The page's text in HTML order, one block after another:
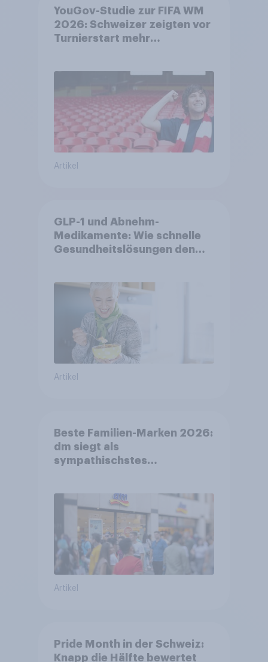
YouGov-Studie zur FIFA WM
2026: Schweizer zeigten vor
Turnierstart mehr
Artikel
GLP-1 und Abnehm-
Medikamente: Wie schnelle
Gesundheitslösungen den
Artikel
Beste Familien-Marken 2026:
dm siegt als
sympathischstes
Artikel
Pride Month in der Schweiz:
Knapp die Hälfte bewertet